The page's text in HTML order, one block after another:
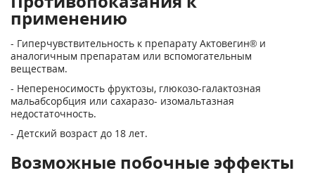
применению
- Гиперчувствительность к препарату Актовегин® и
аналогичным препаратам или вспомогательным
веществам.
- Непереносимость фруктозы, глюкозо-галактозная
мальабсорбция или сахаразо- изомальтазная
недостаточность.
- Детский возраст до 18 лет.
Возможные побочные эффекты